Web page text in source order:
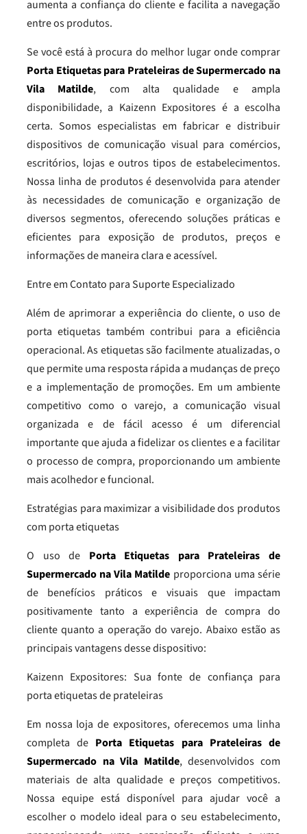
aumenta a confiança do cliente e facilita a navegação
entre os produtos.
Se você está à procura do melhor lugar onde comprar
Porta Etiquetas para Prateleiras de Supermercado na
Vila Matilde, com alta qualidade e ampla
disponibilidade, a Kaizenn Expositores é a escolha
certa. Somos especialistas em fabricar e distribuir
dispositivos de comunicação visual para comércios,
escritórios, lojas e outros tipos de estabelecimentos.
Nossa linha de produtos é desenvolvida para atender
às necessidades de comunicação e organização de
diversos segmentos, oferecendo soluções práticas e
eficientes para exposição de produtos, preços e
informações de maneira clara e acessível.
Entre em Contato para Suporte Especializado
Além de aprimorar a experiência do cliente, o uso de
porta etiquetas também contribui para a eficiência
operacional. As etiquetas são facilmente atualizadas, o
que permite uma resposta rápida a mudanças de preço
e a implementação de promoções. Em um ambiente
competitivo como o varejo, a comunicação visual
organizada e de fácil acesso é um diferencial
importante que ajuda a fidelizar os clientes e a facilitar
o processo de compra, proporcionando um ambiente
mais acolhedor e funcional.
Estratégias para maximizar a visibilidade dos produtos
com porta etiquetas
O uso de Porta Etiquetas para Prateleiras de
Supermercado na Vila Matilde proporciona uma série
de benefícios práticos e visuais que impactam
positivamente tanto a experiência de compra do
cliente quanto a operação do varejo. Abaixo estão as
principais vantagens desse dispositivo:
Kaizenn Expositores: Sua fonte de confiança para
porta etiquetas de prateleiras
Em nossa loja de expositores, oferecemos uma linha
completa de Porta Etiquetas para Prateleiras de
Supermercado na Vila Matilde, desenvolvidos com
materiais de alta qualidade e preços competitivos.
Nossa equipe está disponível para ajudar você a
escolher o modelo ideal para o seu estabelecimento,